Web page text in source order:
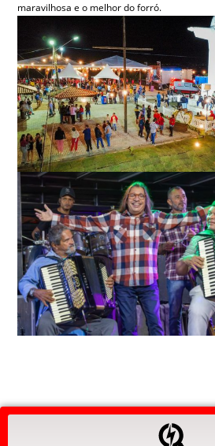
maravilhosa e o melhor do forró.